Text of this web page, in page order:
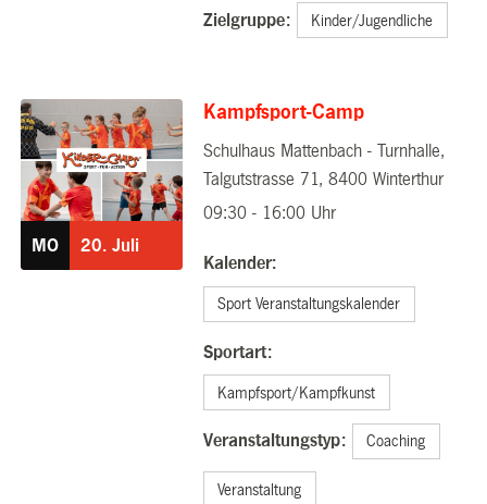
Zielgruppe: Kinder/Jugendliche
MO 20. Juli
Kampfsport-Camp
Schulhaus Mattenbach - Turnhalle,
Talgutstrasse 71, 8400 Winterthur
09:30 - 16:00 Uhr
Kalender:
Sport Veranstaltungskalender
Sportart:
Kampfsport/Kampfkunst
Veranstaltungstyp: Coaching
Veranstaltung